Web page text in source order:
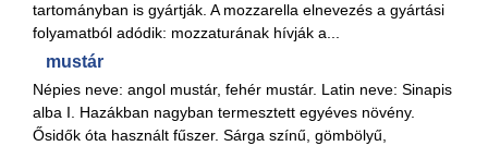
tartományban is gyártják. A mozzarella elnevezés a gyártási
folyamatból adódik: mozzaturának hívják a...
mustár
Népies neve: angol mustár, fehér mustár. Latin neve: Sinapis
alba I. Hazákban nagyban termesztett egyéves növény.
Ősidők óta használt fűszer. Sárga színű, gömbölyű,